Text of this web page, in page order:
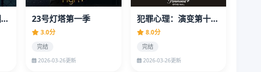
海军罪案调查处：溯源第二季 23号灯塔第一季
3.0分
完结
2026-03-26更新
犯罪心理：演变第十六季
8.0分
完结
2026-03-26更新